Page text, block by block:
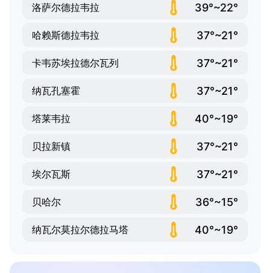
洛萨尔德拉韦拉 39°~22°
哈赖斯德拉韦拉 37°~21°
卡韦苏埃拉德尔瓦列 37°~21°
纳瓦孔塞霍 37°~21°
塔莱韦拉 40°~19°
贝拉新镇 37°~21°
埃尔瓦斯 37°~21°
贝哈尔 36°~15°
纳瓦尔莫拉尔德拉马塔 40°~19°